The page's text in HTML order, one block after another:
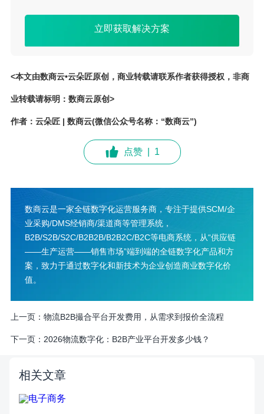
立即获取解决方案
<本文由数商云•云朵匠原创，商业转载请联系作者获得授权，非商
业转载请标明：数商云原创>
作者：云朵匠 | 数商云(微信公众号名称：“数商云”)
点赞 1
数商云是一家全链数字化运营服务商，专注于提供SCM/企
业采购/DMS经销商/渠道商等管理系统，
B2B/S2B/S2C/B2B2B/B2B2C/B2C等电商系统，从“供应链
——生产运营——销售市场”端到端的全链数字化产品和方
案，致力于通过数字化和新技术为企业创造商业数字化价
值。
上一页： 物流B2B撮合平台开发费用，从需求到报价全流程
下一页： 2026物流数字化：B2B产业平台开发多少钱？
相关文章